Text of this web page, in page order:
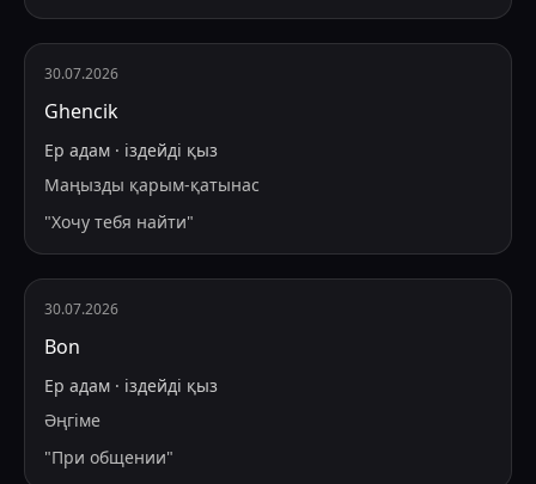
30.07.2026
Ghencik
Ер адам · іздейді қыз
Маңызды қарым-қатынас
"Хочу тебя найти"
30.07.2026
Bon
Ер адам · іздейді қыз
Әңгіме
"При общении"